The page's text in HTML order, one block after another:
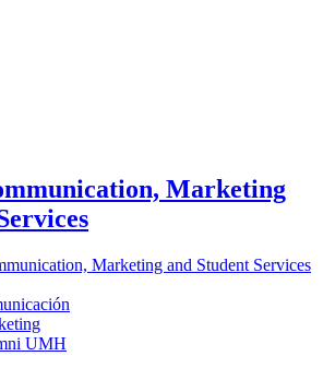
Marketing
Marketing and Student Services
UMH